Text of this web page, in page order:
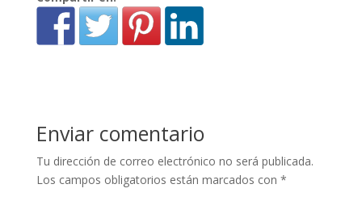
Enviar comentario
Tu dirección de correo electrónico no será publicada.
Los campos obligatorios están marcados con *